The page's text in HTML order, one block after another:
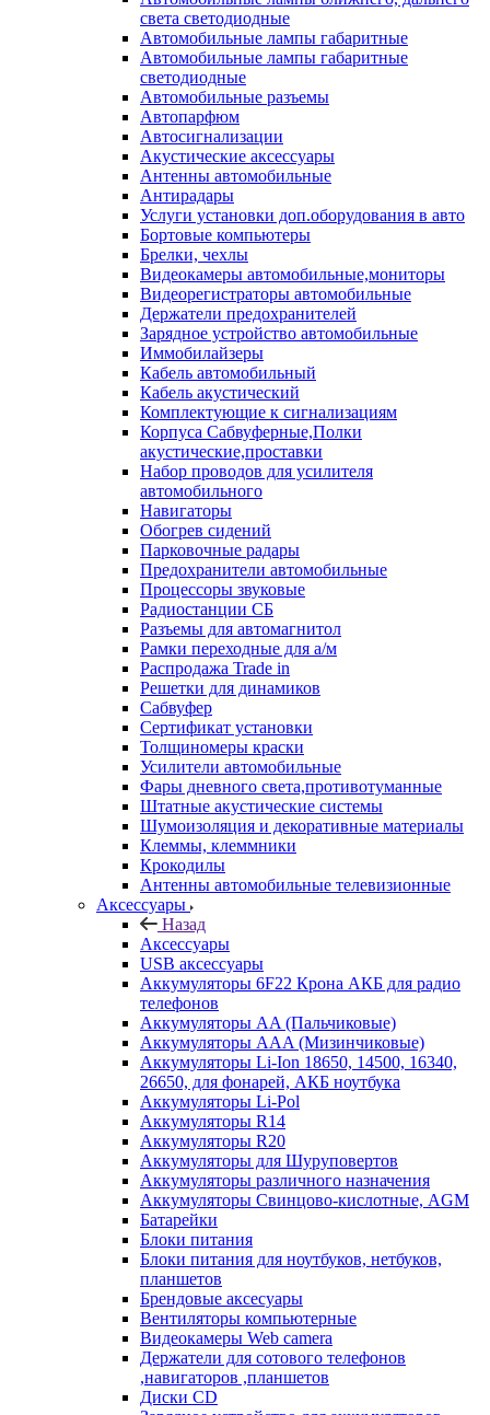
света светодиодные
Автомобильные лампы габаритные
Автомобильные лампы габаритные
светодиодные
Автомобильные разъемы
Автопарфюм
Автосигнализации
Акустические аксессуары
Антенны автомобильные
Антирадары
Услуги установки доп.оборудования в авто
Бортовые компьютеры
Брелки, чехлы
Видеокамеры автомобильные,мониторы
Видеорегистраторы автомобильные
Держатели предохранителей
Зарядное устройство автомобильные
Иммобилайзеры
Кабель автомобильный
Кабель акустический
Комплектующие к сигнализациям
Корпуса Сабвуферные,Полки
акустические,проставки
Набор проводов для усилителя
автомобильного
Навигаторы
Обогрев сидений
Парковочные радары
Предохранители автомобильные
Процессоры звуковые
Радиостанции СБ
Разъемы для автомагнитол
Рамки переходные для а/м
Распродажа Trade in
Решетки для динамиков
Сабвуфер
Сертификат установки
Толщиномеры краски
Усилители автомобильные
Фары дневного света,противотуманные
Штатные акустические системы
Шумоизоляция и декоративные материалы
Клеммы, клеммники
Крокодилы
Антенны автомобильные телевизионные
Аксессуары
Назад
Аксессуары
USB аксессуары
Аккумуляторы 6F22 Крона АКБ для радио
телефонов
Аккумуляторы AA (Пальчиковые)
Аккумуляторы AAA (Мизинчиковые)
Аккумуляторы Li-Ion 18650, 14500, 16340,
26650, для фонарей, АКБ ноутбука
Аккумуляторы Li-Pol
Аккумуляторы R14
Аккумуляторы R20
Аккумуляторы для Шуруповертов
Аккумуляторы различного назначения
Аккумуляторы Свинцово-кислотные, AGM
Батарейки
Блоки питания
Блоки питания для ноутбуков, нетбуков,
планшетов
Брендовые аксесуары
Вентиляторы компьютерные
Видеокамеры Web camera
Держатели для сотового телефонов
,навигаторов ,планшетов
Диски CD